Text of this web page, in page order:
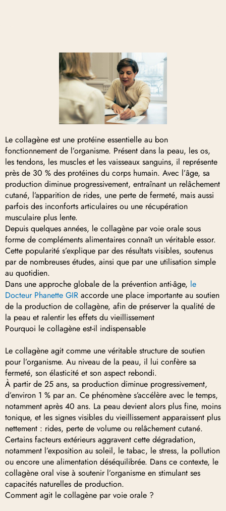
Le collagène est une protéine essentielle au bon
fonctionnement de l’organisme. Présent dans la peau, les os,
les tendons, les muscles et les vaisseaux sanguins, il représente
près de 30 % des protéines du corps humain. Avec l’âge, sa
production diminue progressivement, entraînant un relâchement
cutané, l’apparition de rides, une perte de fermeté, mais aussi
parfois des inconforts articulaires ou une récupération
musculaire plus lente.
Depuis quelques années, le collagène par voie orale sous
forme de compléments alimentaires connaît un véritable essor.
Cette popularité s’explique par des résultats visibles, soutenus
par de nombreuses études, ainsi que par une utilisation simple
au quotidien.
Dans une approche globale de la prévention anti-âge, le
Docteur Phanette GIR accorde une place importante au soutien
de la production de collagène, afin de préserver la qualité de
la peau et ralentir les effets du vieillissement
Pourquoi le collagène est-il indispensable
Le collagène agit comme une véritable structure de soutien
pour l’organisme. Au niveau de la peau, il lui confère sa
fermeté, son élasticité et son aspect rebondi.
À partir de 25 ans, sa production diminue progressivement,
d’environ 1 % par an. Ce phénomène s’accélère avec le temps,
notamment après 40 ans. La peau devient alors plus fine, moins
tonique, et les signes visibles du vieillissement apparaissent plus
nettement : rides, perte de volume ou relâchement cutané.
Certains facteurs extérieurs aggravent cette dégradation,
notamment l’exposition au soleil, le tabac, le stress, la pollution
ou encore une alimentation déséquilibrée. Dans ce contexte, le
collagène oral vise à soutenir l’organisme en stimulant ses
capacités naturelles de production.
Comment agit le collagène par voie orale ?